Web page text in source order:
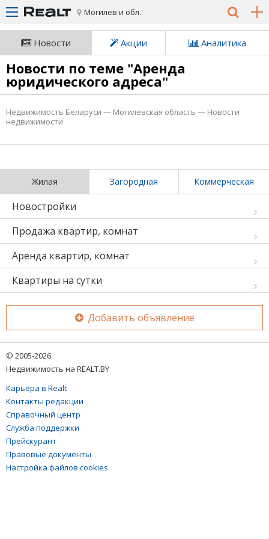
Могилев и обл.
Новости Акции Аналитика
Новости по теме "Аренда
юридического адреса"
Недвижимость Беларуси — Могилевская область — Новости
недвижимости
Жилая Загородная Коммерческая
Новостройки
Продажа квартир, комнат
Аренда квартир, комнат
Квартиры на сутки
Добавить объявление
© 2005-2026
Недвижимость на REALT.BY
Карьера в Realt
Контакты редакции
Справочный центр
Служба поддержки
Прейскурант
Правовые документы
Настройка файлов cookies